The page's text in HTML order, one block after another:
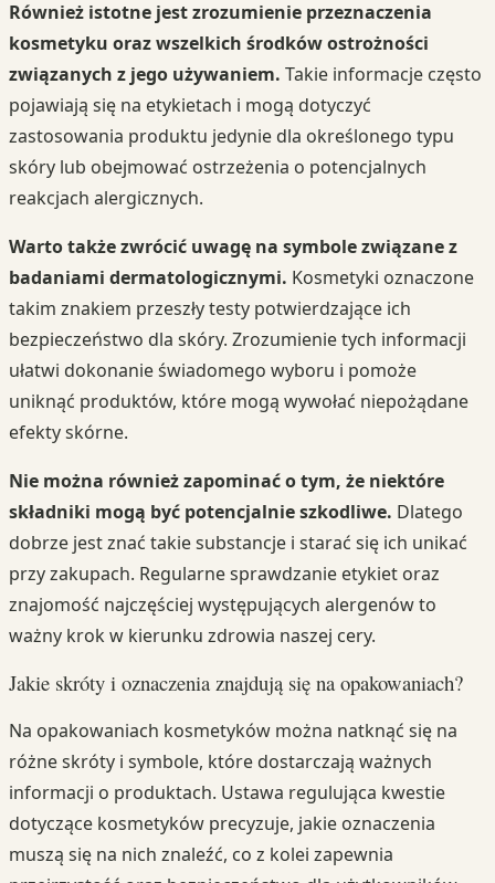
Również istotne jest zrozumienie przeznaczenia
kosmetyku oraz wszelkich środków ostrożności
związanych z jego używaniem. Takie informacje często
pojawiają się na etykietach i mogą dotyczyć
zastosowania produktu jedynie dla określonego typu
skóry lub obejmować ostrzeżenia o potencjalnych
reakcjach alergicznych.
Warto także zwrócić uwagę na symbole związane z
badaniami dermatologicznymi. Kosmetyki oznaczone
takim znakiem przeszły testy potwierdzające ich
bezpieczeństwo dla skóry. Zrozumienie tych informacji
ułatwi dokonanie świadomego wyboru i pomoże
uniknąć produktów, które mogą wywołać niepożądane
efekty skórne.
Nie można również zapominać o tym, że niektóre
składniki mogą być potencjalnie szkodliwe. Dlatego
dobrze jest znać takie substancje i starać się ich unikać
przy zakupach. Regularne sprawdzanie etykiet oraz
znajomość najczęściej występujących alergenów to
ważny krok w kierunku zdrowia naszej cery.
Jakie skróty i oznaczenia znajdują się na opakowaniach?
Na opakowaniach kosmetyków można natknąć się na
różne skróty i symbole, które dostarczają ważnych
informacji o produktach. Ustawa regulująca kwestie
dotyczące kosmetyków precyzuje, jakie oznaczenia
muszą się na nich znaleźć, co z kolei zapewnia